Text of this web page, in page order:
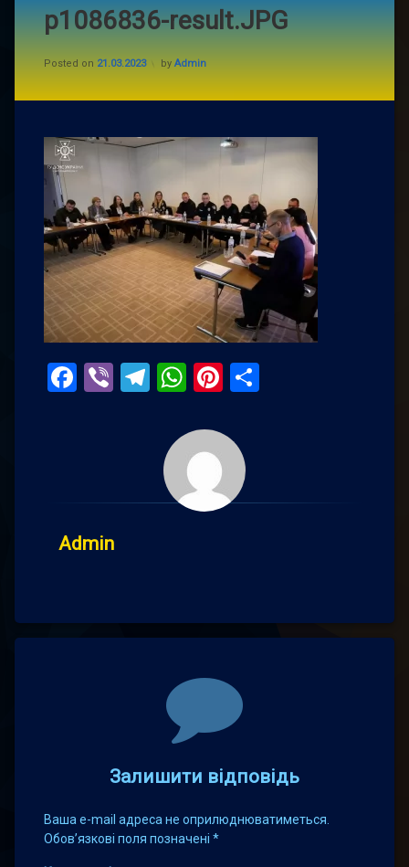
p1086836-result.JPG
Posted on 21.03.2023 by Admin
Facebook
ViberTelegram
WhatsApp
Pinterest
Admin
Залишити відповідь
Ваша e-mail адреса не оприлюднюватиметься.
Обов’язкові поля позначені *